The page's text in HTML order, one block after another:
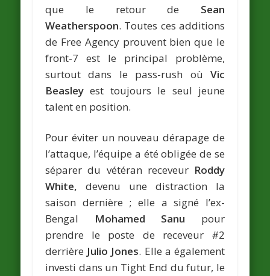
que le retour de Sean
Weatherspoon. Toutes ces additions
de Free Agency prouvent bien que le
front-7 est le principal problème,
surtout dans le pass-rush où Vic
Beasley est toujours le seul jeune
talent en position.
Pour éviter un nouveau dérapage de
l’attaque, l’équipe a été obligée de se
séparer du vétéran receveur Roddy
White,devenu une distraction la
saison dernière ; elle a signé l’ex-
Bengal
Mohamed Sanu pour
prendre le poste de receveur #2
derrière Julio Jones. Elle a également
investi dans un Tight End du futur, le